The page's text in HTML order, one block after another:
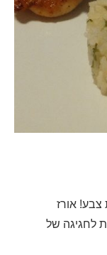
צבע! אורז
לחגיגה של